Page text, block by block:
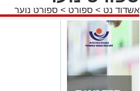
אשדוד נט > ספורט > ספורט נוער